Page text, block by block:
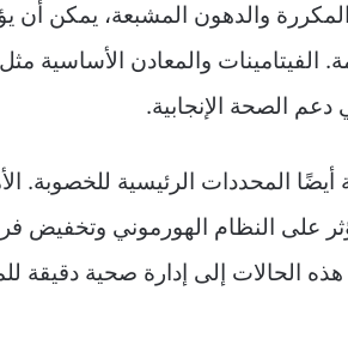
والدهون المشبعة، يمكن أن
الفيتامينات والمعادن الأساسية
أيضًا المحددات الرئيسية للخصوبة.
على النظام الهورموني وتخفيض
الحالات إلى إدارة صحية دقيقة